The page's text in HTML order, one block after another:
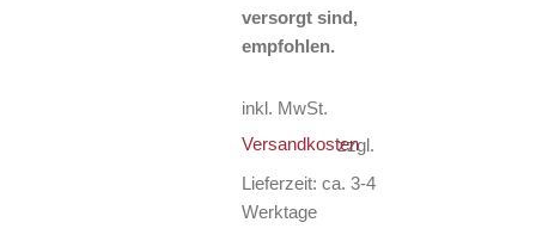
versorgt sind,
empfohlen.
inkl. MwSt.
zzgl.
Versandkosten
Lieferzeit: ca. 3-4
Werktage